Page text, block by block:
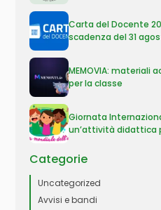
Carta del Docente
scadenza del 31
MEMOVIA: materiali
per la classe
Giornata
un’attività didattica
Categorie
Uncategorized
Avvisi e bandi